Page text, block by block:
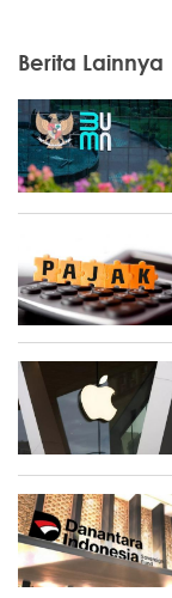
Berita Lainnya